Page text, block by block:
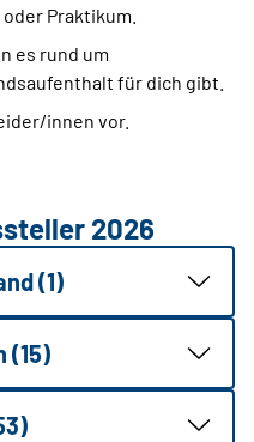
Praktikum.
es rund um
für dich gibt.
innen vor.
2026
(1)
(15)